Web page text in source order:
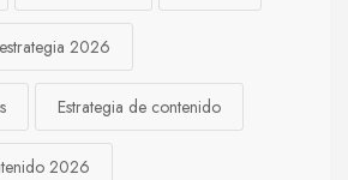
estrategia 2026
Estrategia de contenido
2026